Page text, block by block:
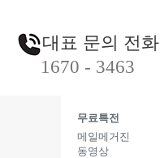
대표 문의 전화
1670 - 3463
무료특전
메일메거진
동영상